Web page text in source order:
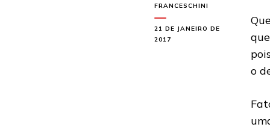
FRANCESCHINI
21 DE JANEIRO DE
2017
o